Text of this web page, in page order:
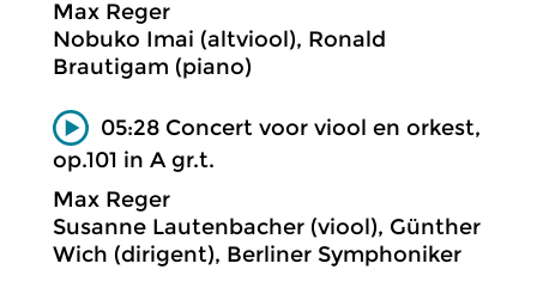
Max Reger
Nobuko Imai (altviool), Ronald
Brautigam (piano)
05:28 Concert voor viool en orkest,
op.101 in A gr.t.
Max Reger
Susanne Lautenbacher (viool), Günther
Wich (dirigent), Berliner Symphoniker